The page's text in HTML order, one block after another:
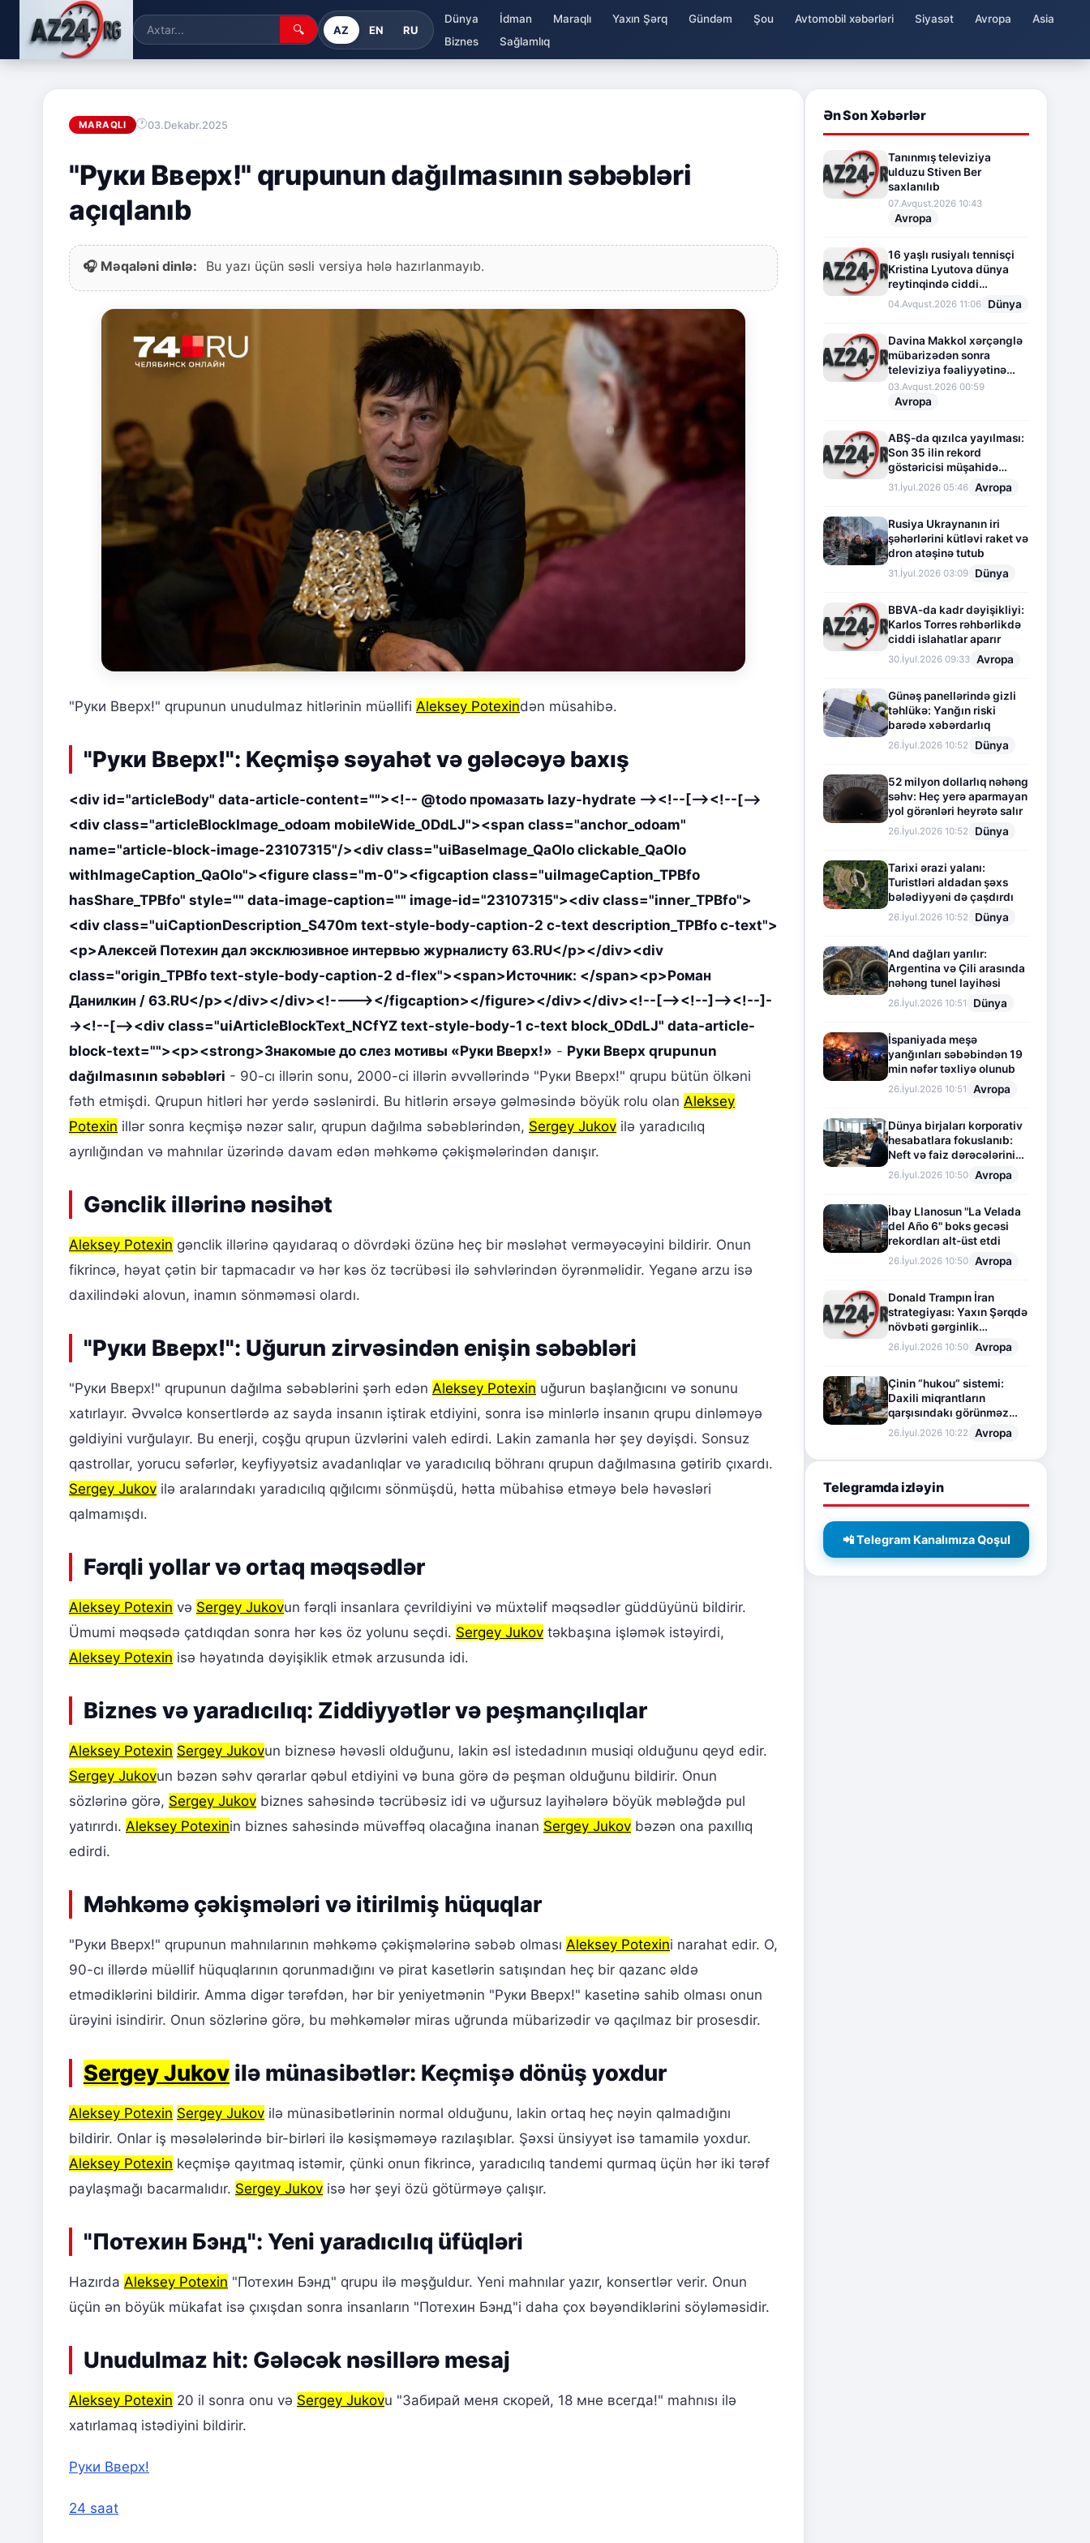
🔍 AZ EN RU
Dünya İdman Maraqlı Yaxın Şərq Gündəm Şou Avtomobil xəbərləri Siyasət Avropa
Asia
Biznes
Sağlamlıq
MARAQLI 03.Dekabr.2025
"Руки Вверх!" qrupunun dağılmasının səbəbləri
açıqlanıb
🎧 Məqaləni dinlə: Bu yazı üçün səsli versiya hələ hazırlanmayıb.
"Руки Вверх!" qrupunun unudulmaz hitlərinin müəllifi Aleksey Potexindən müsahibə.
"Руки Вверх!": Keçmişə səyahət və gələcəyə baxış
<div id="articleBody" data-article-content=""><!-- @todo промазать lazy-hydrate --><!--[--><!--[-->
<div class="articleBlockImage_odoam mobileWide_0DdLJ"><span class="anchor_odoam"
name="article-block-image-23107315"/><div class="uiBaseImage_QaOlo clickable_QaOlo
withImageCaption_QaOlo"><figure class="m-0"><figcaption class="uiImageCaption_TPBfo
hasShare_TPBfo" style="" data-image-caption="" image-id="23107315"><div class="inner_TPBfo">
<div class="uiCaptionDescription_S470m text-style-body-caption-2 c-text description_TPBfo c-text">
<p>Алексей Потехин дал эксклюзивное интервью журналисту 63.RU</p></div><div
class="origin_TPBfo text-style-body-caption-2 d-flex"><span>Источник: </span><p>Роман
Данилкин / 63.RU</p></div></div><!----></figcaption></figure></div></div><!--[--><!--]--><!--]-
-><!--[--><div class="uiArticleBlockText_NCfYZ text-style-body-1 c-text block_0DdLJ" data-article-
block-text=""><p><strong>Знакомые до слез мотивы «Руки Вверх!» - Руки Вверх qrupunun
dağılmasının səbəbləri - 90-cı illərin sonu, 2000-ci illərin əvvəllərində "Руки Вверх!" qrupu bütün ölkəni
fəth etmişdi. Qrupun hitləri hər yerdə səslənirdi. Bu hitlərin ərsəyə gəlməsində böyük rolu olan Aleksey
Potexin illər sonra keçmişə nəzər salır, qrupun dağılma səbəblərindən, Sergey Jukov ilə yaradıcılıq
ayrılığından və mahnılar üzərində davam edən məhkəmə çəkişmələrindən danışır.
Gənclik illərinə nəsihət
Aleksey Potexin gənclik illərinə qayıdaraq o dövrdəki özünə heç bir məsləhət verməyəcəyini bildirir. Onun
fikrincə, həyat çətin bir tapmacadır və hər kəs öz təcrübəsi ilə səhvlərindən öyrənməlidir. Yeganə arzu isə
daxilindəki alovun, inamın sönməməsi olardı.
"Руки Вверх!": Uğurun zirvəsindən enişin səbəbləri
"Руки Вверх!" qrupunun dağılma səbəblərini şərh edən Aleksey Potexin uğurun başlanğıcını və sonunu
xatırlayır. Əvvəlcə konsertlərdə az sayda insanın iştirak etdiyini, sonra isə minlərlə insanın qrupu dinləməyə
gəldiyini vurğulayır. Bu enerji, coşğu qrupun üzvlərini valeh edirdi. Lakin zamanla hər şey dəyişdi. Sonsuz
qastrollar, yorucu səfərlər, keyfiyyətsiz avadanlıqlar və yaradıcılıq böhranı qrupun dağılmasına gətirib çıxardı.
Sergey Jukov ilə aralarındakı yaradıcılıq qığılcımı sönmüşdü, hətta mübahisə etməyə belə həvəsləri
qalmamışdı.
Fərqli yollar və ortaq məqsədlər
Aleksey Potexin və Sergey Jukovun fərqli insanlara çevrildiyini və müxtəlif məqsədlər güddüyünü bildirir.
Ümumi məqsədə çatdıqdan sonra hər kəs öz yolunu seçdi. Sergey Jukov təkbaşına işləmək istəyirdi,
Aleksey Potexin isə həyatında dəyişiklik etmək arzusunda idi.
Biznes və yaradıcılıq: Ziddiyyətlər və peşmançılıqlar
Aleksey Potexin Sergey Jukovun biznesə həvəsli olduğunu, lakin əsl istedadının musiqi olduğunu qeyd edir.
Sergey Jukovun bəzən səhv qərarlar qəbul etdiyini və buna görə də peşman olduğunu bildirir. Onun
sözlərinə görə, Sergey Jukov biznes sahəsində təcrübəsiz idi və uğursuz layihələrə böyük məbləğdə pul
yatırırdı. Aleksey Potexinin biznes sahəsində müvəffəq olacağına inanan Sergey Jukov bəzən ona paxıllıq
edirdi.
Məhkəmə çəkişmələri və itirilmiş hüquqlar
"Руки Вверх!" qrupunun mahnılarının məhkəmə çəkişmələrinə səbəb olması Aleksey Potexini narahat edir. O,
90-cı illərdə müəllif hüquqlarının qorunmadığını və pirat kasetlərin satışından heç bir qazanc əldə
etmədiklərini bildirir. Amma digər tərəfdən, hər bir yeniyetmənin "Руки Вверх!" kasetinə sahib olması onun
ürəyini isindirir. Onun sözlərinə görə, bu məhkəmələr miras uğrunda mübarizədir və qaçılmaz bir prosesdir.
Sergey Jukov ilə münasibətlər: Keçmişə dönüş yoxdur
Aleksey Potexin Sergey Jukov ilə münasibətlərinin normal olduğunu, lakin ortaq heç nəyin qalmadığını
bildirir. Onlar iş məsələlərində bir-birləri ilə kəsişməməyə razılaşıblar. Şəxsi ünsiyyət isə tamamilə yoxdur.
Aleksey Potexin keçmişə qayıtmaq istəmir, çünki onun fikrincə, yaradıcılıq tandemi qurmaq üçün hər iki tərəf
paylaşmağı bacarmalıdır. Sergey Jukov isə hər şeyi özü götürməyə çalışır.
"Потехин Бэнд": Yeni yaradıcılıq üfüqləri
Hazırda Aleksey Potexin "Потехин Бэнд" qrupu ilə məşğuldur. Yeni mahnılar yazır, konsertlər verir. Onun
üçün ən böyük mükafat isə çıxışdan sonra insanların "Потехин Бэнд"i daha çox bəyəndiklərini söyləməsidir.
Unudulmaz hit: Gələcək nəsillərə mesaj
Aleksey Potexin 20 il sonra onu və Sergey Jukovu "Забирай меня скорей, 18 мне всегда!" mahnısı ilə
xatırlamaq istədiyini bildirir.
Руки Вверх!
24 saat
Ən Son Xəbərlər
Tanınmış televiziya
ulduzu Stiven Ber
saxlanılıb
07.Avqust.2026 10:43
Avropa
16 yaşlı rusiyalı tennisçi
Kristina Lyutova dünya
reytinqində ciddi
irəliləyişə imza atdı
04.Avqust.2026 11:06 Dünya
Davina Makkol xərçənglə
mübarizədən sonra
televiziya fəaliyyətinə
fasilə verir
03.Avqust.2026 00:59
Avropa
ABŞ-da qızılca yayılması:
Son 35 ilin rekord
göstəricisi müşahidə
olunur
31.İyul.2026 05:46 Avropa
Rusiya Ukraynanın iri
şəhərlərini kütləvi raket və
dron atəşinə tutub
31.İyul.2026 03:09 Dünya
BBVA-da kadr dəyişikliyi:
Karlos Torres rəhbərlikdə
ciddi islahatlar aparır
30.İyul.2026 09:33 Avropa
Günəş panellərində gizli
təhlükə: Yanğın riski
barədə xəbərdarlıq
26.İyul.2026 10:52 Dünya
52 milyon dollarlıq nəhəng
səhv: Heç yerə aparmayan
yol görənləri heyrətə salır
26.İyul.2026 10:52 Dünya
Tarixi ərazi yalanı:
Turistləri aldadan şəxs
bələdiyyəni də çaşdırdı
26.İyul.2026 10:52 Dünya
And dağları yarılır:
Argentina və Çili arasında
nəhəng tunel layihəsi
26.İyul.2026 10:51 Dünya
İspaniyada meşə
yanğınları səbəbindən 19
min nəfər təxliyə olunub
26.İyul.2026 10:51 Avropa
Dünya birjaları korporativ
hesabatlara fokuslanıb:
Neft və faiz dərəcələrinin
təsiri altında cari vəziyyət
26.İyul.2026 10:50 Avropa
İbay Llanosun "La Velada
del Año 6" boks gecəsi
rekordları alt-üst etdi
26.İyul.2026 10:50 Avropa
Donald Trampın İran
strategiyası: Yaxın Şərqdə
növbəti gərginlik
mərhələsi
26.İyul.2026 10:50 Avropa
Çinin “hukou” sistemi:
Daxili miqrantların
qarşısındakı görünməz
sədd
26.İyul.2026 10:22 Avropa
Telegramda izləyin
📲 Telegram Kanalımıza Qoşul